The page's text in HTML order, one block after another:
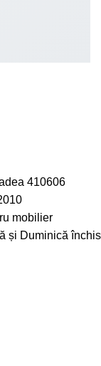
410606
mobilier
și Duminică închis